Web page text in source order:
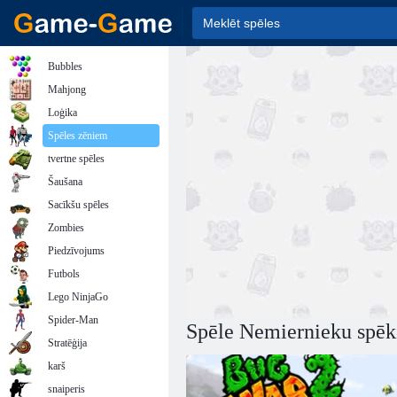
Spēle Nemiernieku
Bubbles
Mahjong
Loģika
Spēles zēniem
tvertne spēles
Šaušana
Sacīkšu spēles
Zombies
Piedzīvojums
Futbols
Lego NinjaGo
Spider-Man
Stratēģija
karš
snaiperis